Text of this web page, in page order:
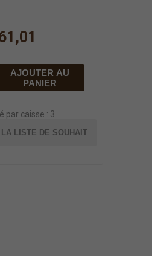
AJOUTER AU
PANIER
par caisse : 3
LISTE DE SOUHAIT